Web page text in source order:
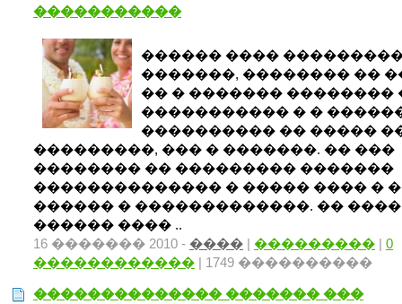
�����������
������ ����
�������, �������� ��
�� � ������� ��������
����������� � �
���������� �� �����
���������, ��� � �������. �� ���
�������� �� ��������� �������
�������������� � ����� ���� �
������ � �������������. �� ����
������ ���� ..
16 ������� 2010 - ���� | ��������� | 0
������������ | 1749 ����������
�������������� ������� ���